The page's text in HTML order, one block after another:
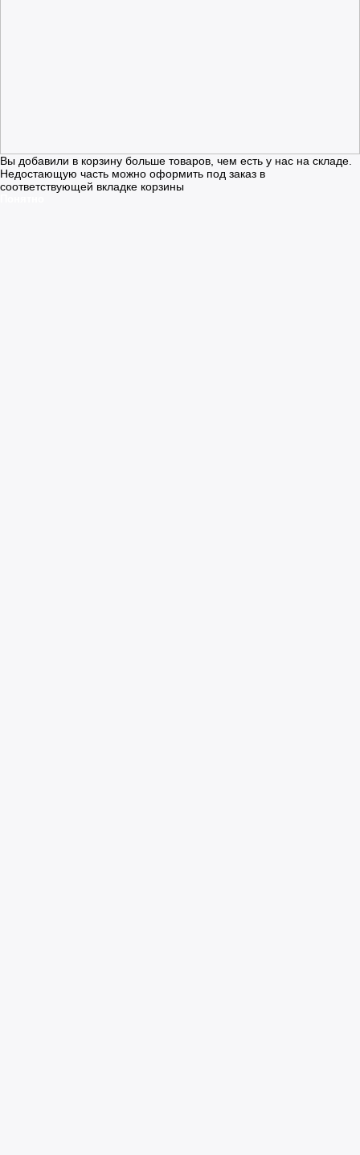
Вы добавили в корзину больше товаров, чем есть у нас на складе.
Недостающую часть можно оформить под заказ в
соответствующей вкладке корзины